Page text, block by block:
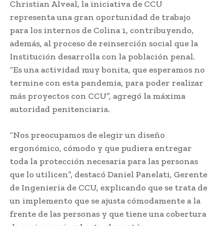
Christian Alveal, la iniciativa de CCU
representa una gran oportunidad de trabajo
para los internos de Colina 1, contribuyendo,
además, al proceso de reinserción social que la
Institución desarrolla con la población penal.
“Es una actividad muy bonita, que esperamos no
termine con esta pandemia, para poder realizar
más proyectos con CCU”, agregó la máxima
autoridad penitenciaria.
“Nos preocupamos de elegir un diseño
ergonómico, cómodo y que pudiera entregar
toda la protección necesaria para las personas
que lo utilicen”, destacó Daniel Panelati, Gerente
de Ingeniería de CCU, explicando que se trata de
un implemento que se ajusta cómodamente a la
frente de las personas y que tiene una cobertura